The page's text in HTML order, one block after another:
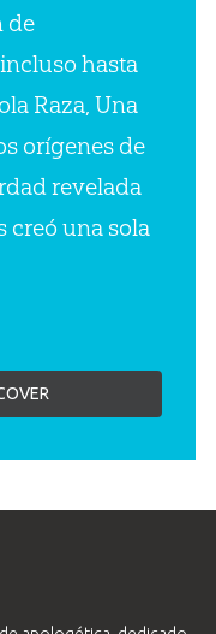
de
hasta
Raza, Una
orígenes de
revelada
creó una sola